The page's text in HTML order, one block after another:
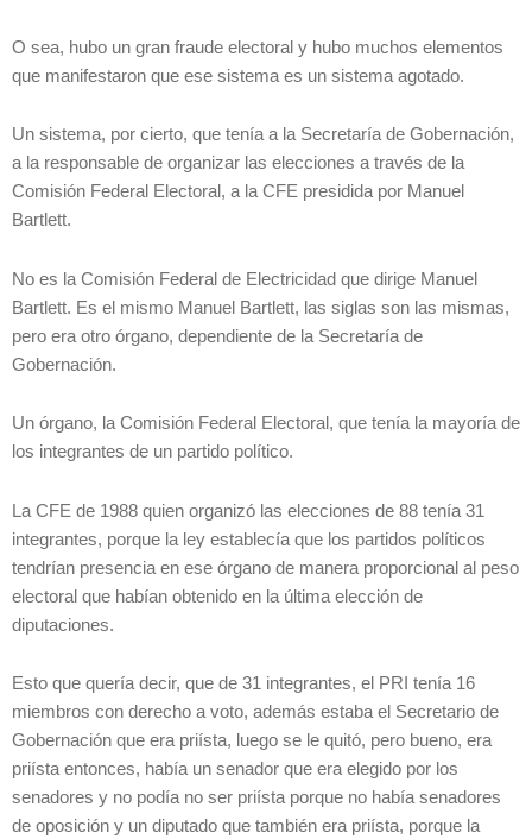
O sea, hubo un gran fraude electoral y hubo muchos elementos
que manifestaron que ese sistema es un sistema agotado.
Un sistema, por cierto, que tenía a la Secretaría de Gobernación,
a la responsable de organizar las elecciones a través de la
Comisión Federal Electoral, a la CFE presidida por Manuel
Bartlett.
No es la Comisión Federal de Electricidad que dirige Manuel
Bartlett. Es el mismo Manuel Bartlett, las siglas son las mismas,
pero era otro órgano, dependiente de la Secretaría de
Gobernación.
Un órgano, la Comisión Federal Electoral, que tenía la mayoría de
los integrantes de un partido político.
La CFE de 1988 quien organizó las elecciones de 88 tenía 31
integrantes, porque la ley establecía que los partidos políticos
tendrían presencia en ese órgano de manera proporcional al peso
electoral que habían obtenido en la última elección de
diputaciones.
Esto que quería decir, que de 31 integrantes, el PRI tenía 16
miembros con derecho a voto, además estaba el Secretario de
Gobernación que era priísta, luego se le quitó, pero bueno, era
priísta entonces, había un senador que era elegido por los
senadores y no podía no ser priísta porque no había senadores
de oposición y un diputado que también era priísta, porque la